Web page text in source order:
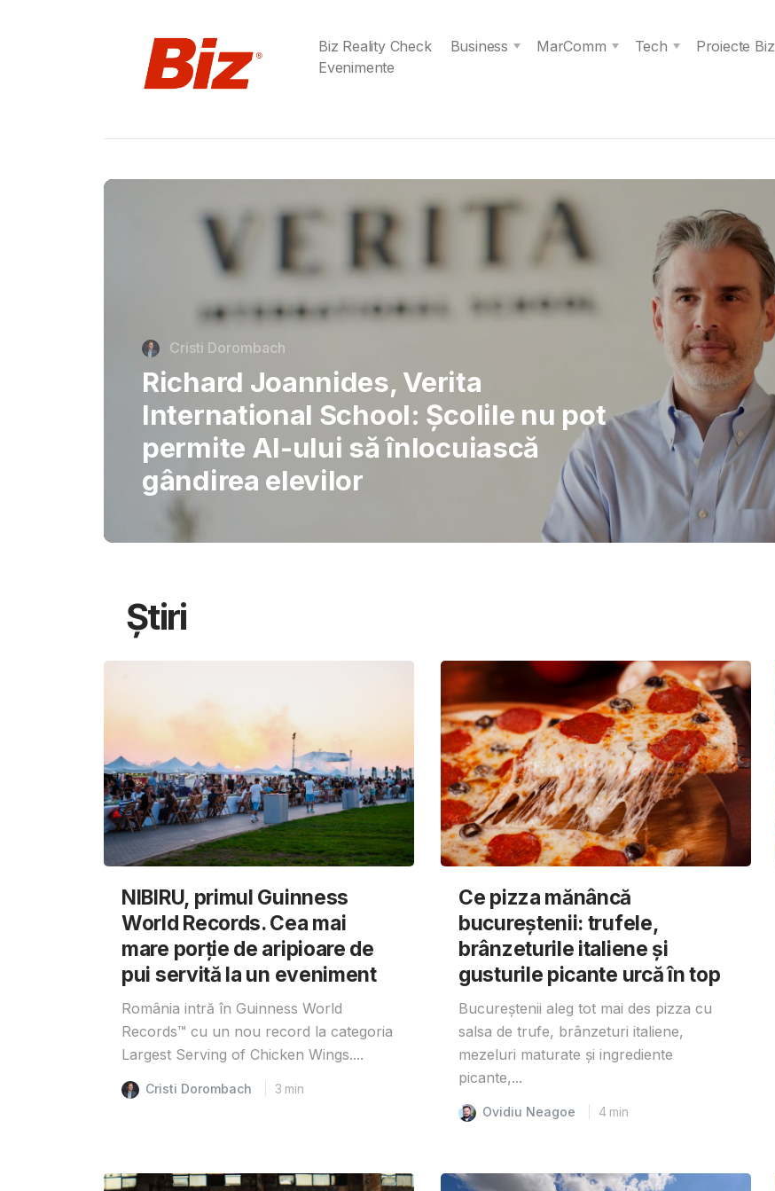
Biz Reality Check Business MarComm Tech
Proiecte Biz
Evenimente
Gabriel Barliga
Oana Gheorghiu: Curajul de a lupta
pentru schimbare
Știri
NIBIRU, primul Guinness
World Records. Cea mai
mare porție de aripioare de
pui servită la un eveniment
România intră în Guinness World
Records™️ cu un nou record la categoria
Largest Serving of Chicken Wings....
Cristi Dorombach 3 min
Ce pizza mănâncă
bucureștenii: trufele,
brânzeturile italiene și
gusturile picante urcă în top
Bucureștenii aleg tot mai des pizza cu
salsa de trufe, brânzeturi italiene,
mezeluri maturate și ingrediente
picante,...
Ovidiu Neagoe 4 min